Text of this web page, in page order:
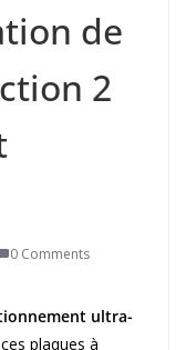
de
2
0 Comments
ultra-
ces plaques à